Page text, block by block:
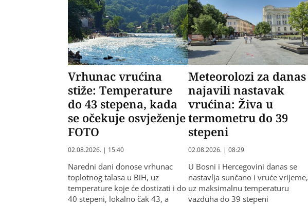
Vrhunac vrućina
stiže: Temperature
do 43 stepena, kada
se očekuje osvježenje
FOTO
02.08.2026. | 15:40
Naredni dani donose vrhunac
toplotnog talasa u BiH, uz
temperature koje će dostizati i do
40 stepeni, lokalno čak 43, a
Meteorolozi za danas
najavili nastavak
vrućina: Živa u
termometru do 39
stepeni
02.08.2026. | 08:29
U Bosni i Hercegovini danas se
nastavlja sunčano i vruće vrijeme,
uz maksimalnu temperaturu
vazduha do 39 stepeni